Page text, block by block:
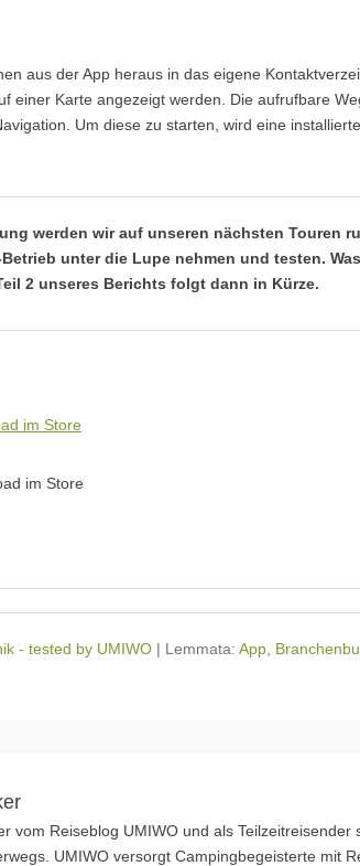
aus der App heraus in das eigene
einer Karte angezeigt werden. Die aufrufbare
Um diese zu starten, wird eine
werden wir auf unseren nächsten Touren
unter die Lupe nehmen und testen.
2 unseres Berichts folgt dann in Kürze.
im Store
im Store
- tested by UMIWO | Lemmata: App
vom Reiseblog UMIWO und als
UMIWO versorgt Campingbegeisterte mit